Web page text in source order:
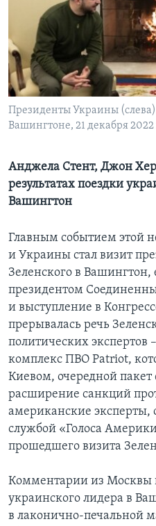
Learning English
СОЦИАЛЬНЫЕ СЕТИ
Языки
Президенты Украины
Вашингтоне, 21 декабря 2022
Анджела Стент, Джон
результатах поездки
Вашингтон
Главным событием этой
и Украины стал визит
Зеленского в Вашингтон,
президентом
и выступление в
прерывалась речь
политических экспертов
комплекс ПВО Patriot,
Киевом, очередной
расширение санкций
американские
службой «Голоса
прошедшего визита
Комментарии из Москвы
украинского лидера в
в лаконично-печальной